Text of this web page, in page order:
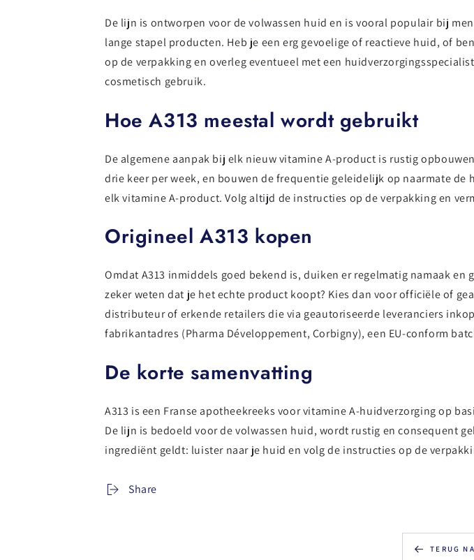
De lijn is ontworpen voor de volwassen huid en is vooral populair bij
lange stapel producten. Heb je een erg gevoelige of reactieve huid, of
op de verpakking en overleg eventueel met een
cosmetisch gebruik.
Hoe A313 meestal wordt gebruikt
De algemene aanpak bij elk nieuw vitamine A-product is rustig
drie keer per week, en bouwen de frequentie geleidelijk op naarmate
elk vitamine A-product. Volg altijd de instructies op de verpakking en
Origineel A313 kopen
Omdat A313 inmiddels goed bekend is, duiken er regelmatig namaak
zeker weten dat je het echte product koopt? Kies dan voor officiële of
distributeur of erkende retailers die via geautoriseerde leveranciers
fabrikantadres (Pharma Développement, Corbigny), een EU-conform
De korte samenvatting
A313 is een Franse apotheekreeks voor vitamine A-huidverzorging op
De lijn is bedoeld voor de volwassen huid, wordt rustig en consequent
ingrediënt geldt: luister naar je huid en volg de instructies op de
Share
TERUG